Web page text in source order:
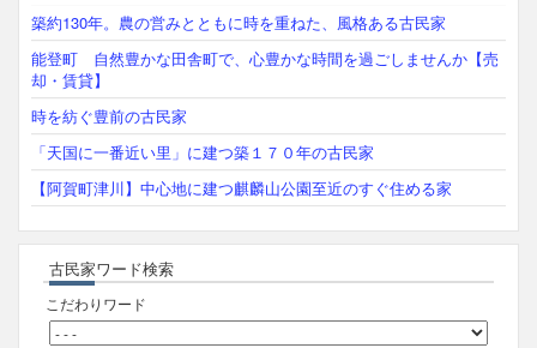
築約130年。農の営みとともに時を重ねた、風格ある古民家
能登町 自然豊かな田舎町で、心豊かな時間を過ごしませんか【売
却・賃貸】
時を紡ぐ豊前の古民家
「天国に一番近い里」に建つ築１７０年の古民家
【阿賀町津川】中心地に建つ麒麟山公園至近のすぐ住める家
古民家ワード検索
こだわりワード